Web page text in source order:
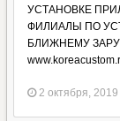
УСТАНОВКЕ
ФИЛИАЛЫ ПО
БЛИЖНЕМУ
2 октября, 2019